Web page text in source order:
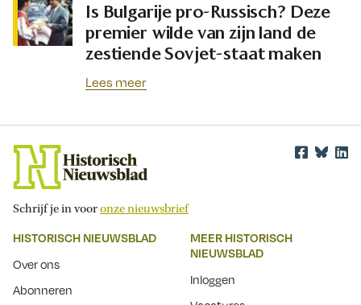
Is Bulgarije pro-Russisch? Deze
premier wilde van zijn land de
zestiende Sovjet-staat maken
Lees meer
Schrijf je in vooronze nieuwsbrief
HISTORISCH NIEUWSBLAD
Over ons
Abonneren
MEER HISTORISCH
NIEUWSBLAD
Inloggen